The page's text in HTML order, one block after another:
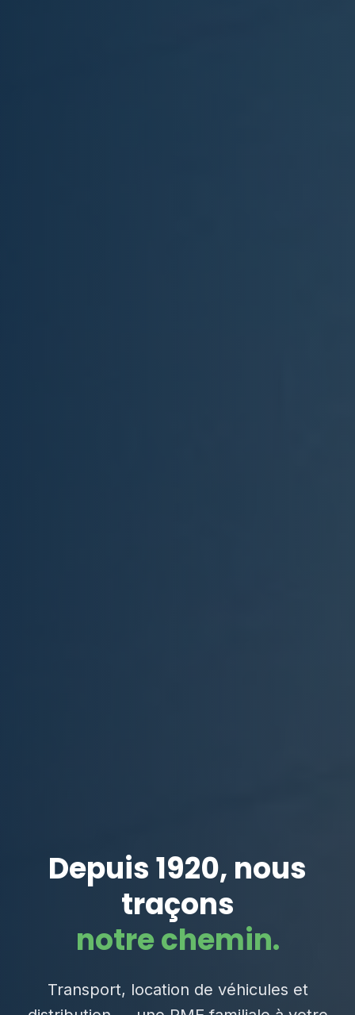
Depuis 1920, nous
traçons
notre chemin.
Transport, location de véhicules et